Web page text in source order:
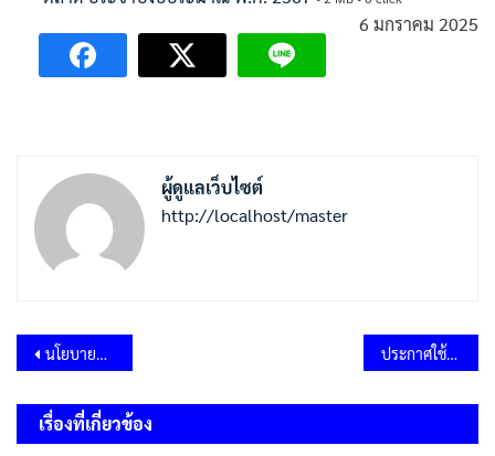
6 มกราคม 2025
ผู้ดูแลเว็บไซต์
http://localhost/master
แนะแนว
เรื่อง
นโยบายการบริหารและพัฒนาทรัพยากรบุคคล ประจำปีงบประมาณ พ.ศ.2568 ประกาศใช้แผนพัฒนาท้องถิ่น (พ.ศ.2566-2570) แก้ไข ครั้งที่ 5/2567
เรื่องที่เกี่ยวข้อง